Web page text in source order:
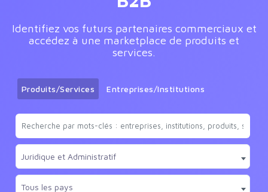
Identifiez vos futurs partenaires commerciaux et
accédez à une marketplace de produits et
services.
Produits/Services Entreprises/Institutions
Juridique et Administratif
Tous les pays